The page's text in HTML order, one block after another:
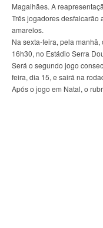
Magalhães. A
Três jogadores desfalcarão
amarelos.
Na sexta-feira, pela
16h30, no Estádio Serra
Será o segundo jogo
feira, dia 15, e sairá na
Após o jogo em Natal, o